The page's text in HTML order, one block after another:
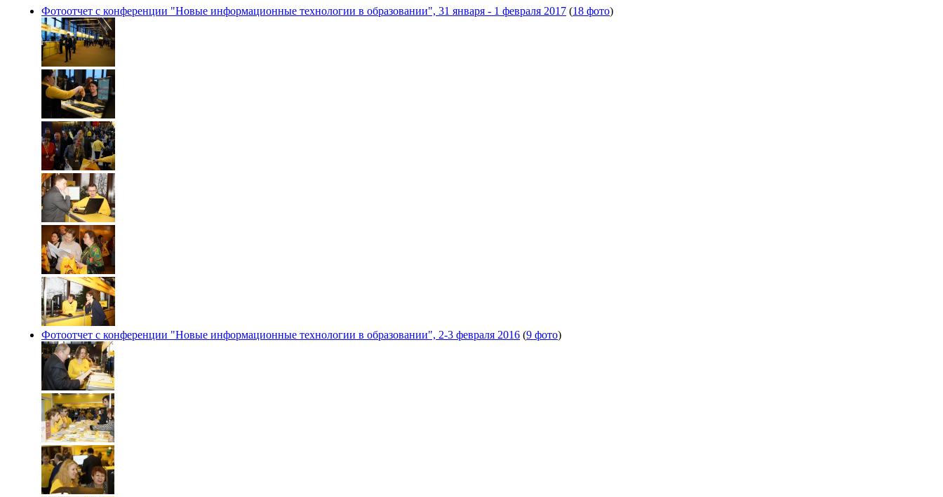
Фотоотчет с конференции "Новые информационные технологии в образовании", 31 января - 1 февраля 2017 (18 фото)
Фотоотчет с конференции "Новые информационные технологии в образовании", 2-3 февраля 2016 (9 фото)